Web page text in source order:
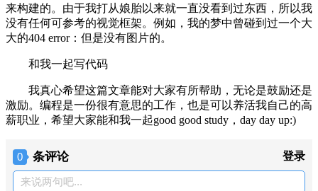
来构建的。由于我打从娘胎以来就一直没看到过东西，所以我
没有任何可参考的视觉框架。例如，我的梦中曾碰到过一个大
大的404 error：但是没有图片的。
和我一起写代码
我真心希望这篇文章能对大家有所帮助，无论是鼓励还是
激励。编程是一份很有意思的工作，也是可以养活我自己的高
薪职业，希望大家能和我一起good good study，day day up:)
0 条评论 登录
来说两句吧...